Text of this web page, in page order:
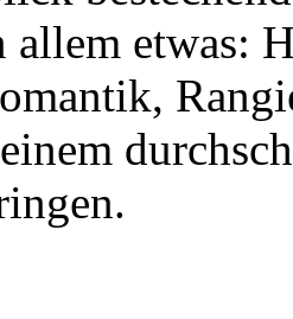
allem etwas: